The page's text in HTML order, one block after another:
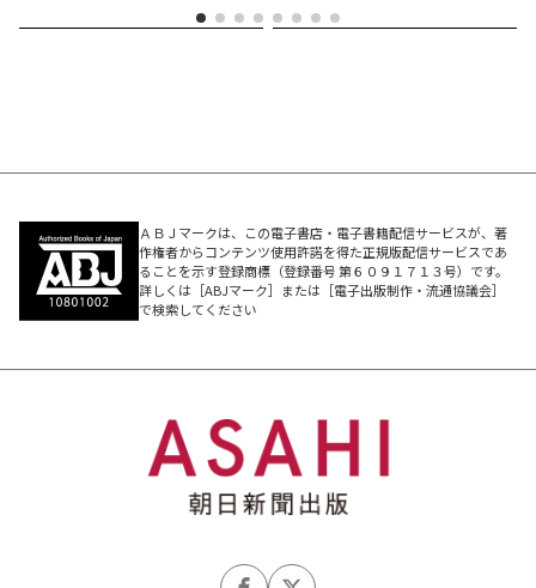
ＡＢＪマークは、この電子書店・電子書籍配信サービスが、著
作権者からコンテンツ使用許諾を得た正規版配信サービスであ
ることを示す登録商標（登録番号 第６０９１７１３号）です。
詳しくは［ABJマーク］または［電子出版制作・流通協議会］
で検索してください